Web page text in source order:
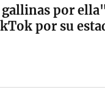
gallinas por
por su